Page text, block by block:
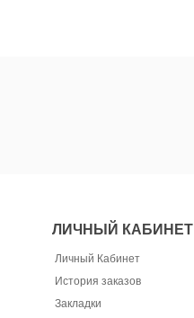
ЛИЧНЫЙ КАБИНЕТ
Личный Кабинет
История заказов
Закладки